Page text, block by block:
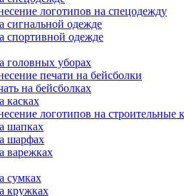
логотипов на спецодежду
сигнальной одежде
спортивной одежде
головных уборах
печати на бейсболки
на бейсболках
касках
логотипов на строительные
шапках
шарфах
варежках
сумках
кружках